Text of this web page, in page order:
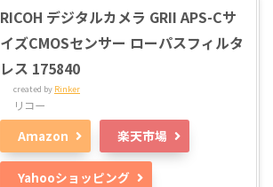
RICOH デジタルカメラ GRII APS-Cサ
イズCMOSセンサー ローパスフィルタ
レス 175840
created by Rinker
リコー
Amazon 楽天市場
Yahooショッピング